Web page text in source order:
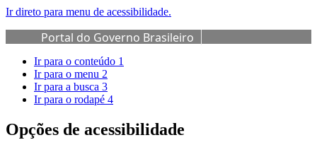
Ir direto para menu de acessibilidade.
Portal do Governo Brasileiro
Ir para o conteúdo 1
Ir para o menu 2
Ir para a busca 3
Ir para o rodapé 4
Opções de acessibilidade